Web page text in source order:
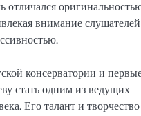
отличался
внимание
консерватории и
стать одним из ведущих
Его талант и